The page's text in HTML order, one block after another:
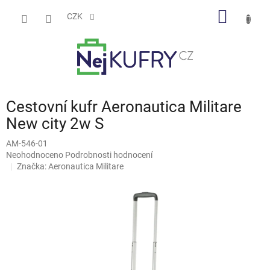
CZK
Cestovní kufr Aeronautica Militare
New city 2w S
AM-546-01
Průměrné
hodnocení
Neohodnoceno Podrobnosti hodnocení
Značka:Aeronautica Militare